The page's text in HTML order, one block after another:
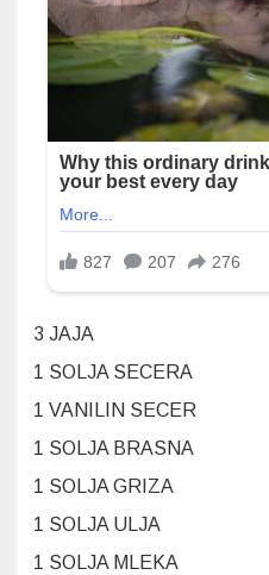
3 JAJA
1 SOLJA SECERA
1 VANILIN SECER
1 SOLJA BRASNA
1 SOLJA GRIZA
1 SOLJA ULJA
1 SOLJA MLEKA